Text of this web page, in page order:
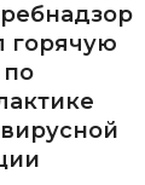
горячую